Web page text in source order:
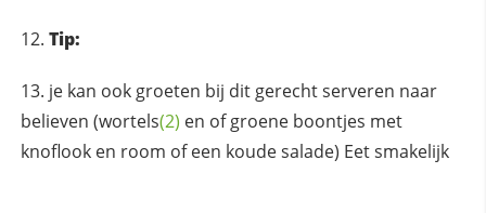
Tip:
je kan ook groeten bij dit gerecht serveren naar
believen (wortels(2) en of groene boontjes met
knoflook en room of een koude salade) Eet smakelijk